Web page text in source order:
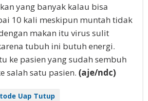
yang banyak kalau bisa
10 kali meskipun muntah tidak
makan itu virus sulit
tubuh ini butuh energi.
ke pasien yang sudah sembuh
salah satu pasien. (aje/ndc)
Uap Tutup